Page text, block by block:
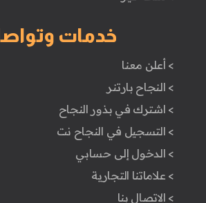
خدمات
> أعلن معنا
> النجاح بارتنر
> اشترك في بذور النجاح
> التسجيل في النجاح نت
> الدخول إلى حسابي
> علاماتنا التجارية
> الاتصال بنا